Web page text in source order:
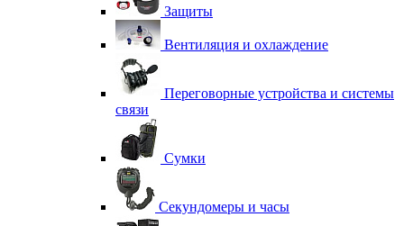
Защиты
Вентиляция и охлаждение
Переговорные устройства и системы
связи
Сумки
Секундомеры и часы